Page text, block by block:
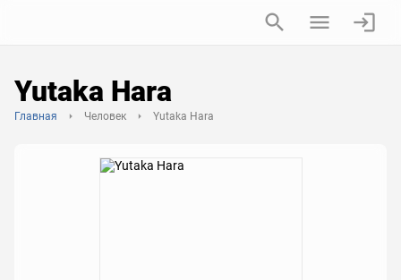
Yutaka Hara
Главная Человек Yutaka Hara